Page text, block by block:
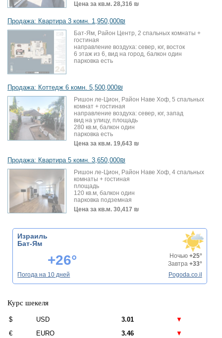
Цена за кв.м. 28,316 ₪
Продажа: Квартира 3 комн. 1,950,000₪
Бат-Ям, Район Центр, 2 спальных комнаты +
гостиная
направление воздуха: север, юг, восток
6 этаж из 6, вид на город, балкон один
парковка есть
Продажа: Коттедж 6 комн. 5,500,000₪
Ришон ле-Цион, Район Наве Хоф, 5 спальных
комнат + гостиная
направление воздуха: север, юг, запад
вид на улицу, площадь
280 кв.м, балкон один
парковка есть
Цена за кв.м. 19,643 ₪
Продажа: Квартира 5 комн. 3,650,000₪
Ришон ле-Цион, Район Наве Хоф, 4 спальных
комнаты + гостиная
площадь
120 кв.м, балкон один
парковка подземная
Цена за кв.м. 30,417 ₪
Израиль
Бат-Ям
+26° Ночью +25°
Завтра +33°
Погода на 10 дней
Pogoda.co.il
Курс шекеля
$ USD 3.01
▼
€
EURO 3.46 ▼